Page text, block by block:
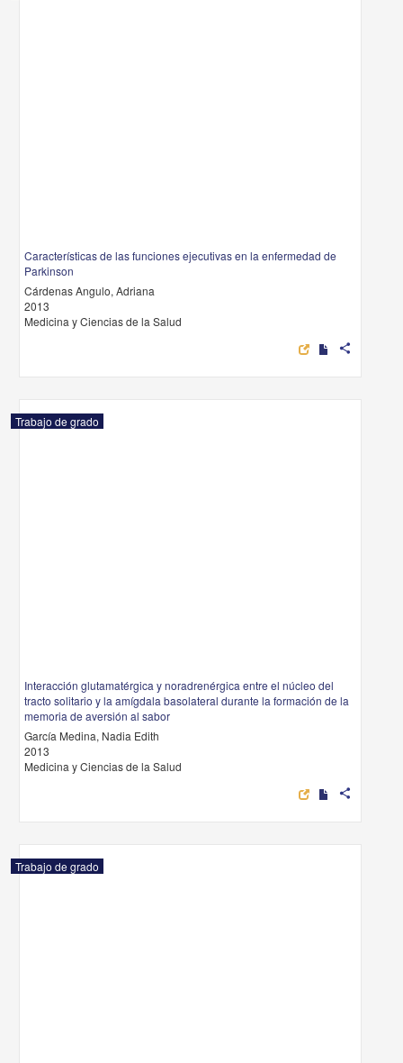
Características de las funciones ejecutivas en la enfermedad de
Parkinson
Cárdenas Angulo, Adriana
2013
Medicina y Ciencias de la Salud
share
Trabajo de grado
Interacción glutamatérgica y noradrenérgica entre el núcleo del
tracto solitario y la amígdala basolateral durante la formación de la
memoria de aversión al sabor
García Medina, Nadia Edith
2013
Medicina y Ciencias de la Salud
share
Trabajo de grado